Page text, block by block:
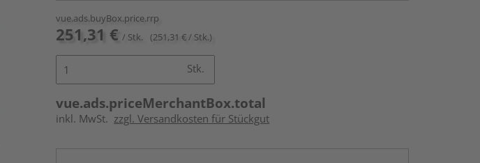
vue.ads.buyBox.price.rrp
251,31 € / Stk. (251,31 € / Stk.)
Stk.
vue.ads.priceMerchantBox.total
inkl. MwSt. zzgl. Versandkosten für Stückgut